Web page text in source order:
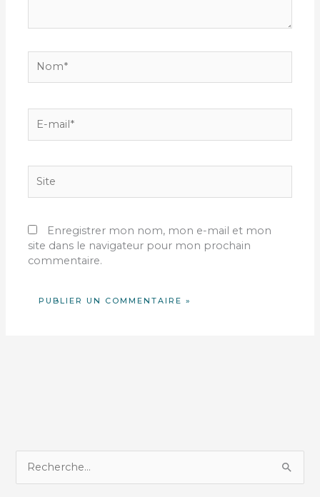
mail*
Enregistrer mon nom, mon e-mail et mon
site dans le navigateur pour mon prochain
commentaire.
e